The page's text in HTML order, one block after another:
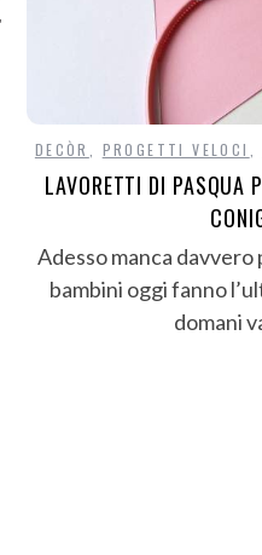
DECÒR PROGETTI VELOCI
LAVORETTI DI PASQUA
Adesso manca davvero
bambini oggi fanno
domani